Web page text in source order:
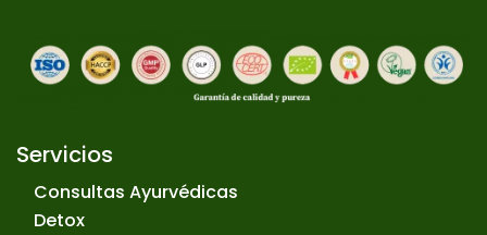
Servicios
Consultas Ayurvédicas
Detox